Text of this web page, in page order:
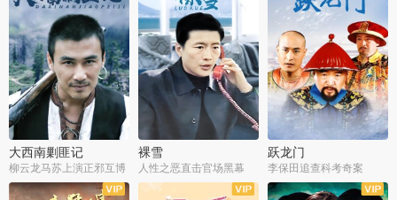
大西南剿匪记
柳云龙马苏上演正邪互博
裸雪
人性之恶直击官场黑幕
跃龙门
李保田追查科考奇案
全36集
全37集 全30集